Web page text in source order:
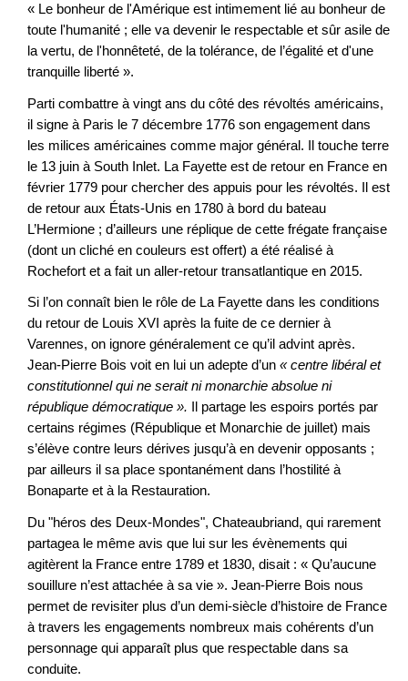
« Le bonheur de l'Amérique est intimement lié au bonheur de
toute l'humanité ; elle va devenir le respectable et sûr asile de
la vertu, de l'honnêteté, de la tolérance, de l’égalité et d'une
tranquille liberté ».
Parti combattre à vingt ans du côté des révoltés américains,
il signe à Paris le 7 décembre 1776 son engagement dans
les milices américaines comme major général. Il touche terre
le 13 juin à South Inlet. La Fayette est de retour en France en
février 1779 pour chercher des appuis pour les révoltés. Il est
de retour aux États-Unis en 1780 à bord du bateau
L’Hermione ; d’ailleurs une réplique de cette frégate française
(dont un cliché en couleurs est offert) a été réalisé à
Rochefort et a fait un aller-retour transatlantique en 2015.
Si l’on connaît bien le rôle de La Fayette dans les conditions
du retour de Louis XVI après la fuite de ce dernier à
Varennes, on ignore généralement ce qu’il advint après.
Jean-Pierre Bois voit en lui un adepte d’un « centre libéral et
constitutionnel qui ne serait ni monarchie absolue ni
république démocratique ». Il partage les espoirs portés par
certains régimes (République et Monarchie de juillet) mais
s’élève contre leurs dérives jusqu’à en devenir opposants ;
par ailleurs il sa place spontanément dans l’hostilité à
Bonaparte et à la Restauration.
Du "héros des Deux-Mondes", Chateaubriand, qui rarement
partagea le même avis que lui sur les évènements qui
agitèrent la France entre 1789 et 1830, disait : « Qu’aucune
souillure n’est attachée à sa vie ». Jean-Pierre Bois nous
permet de revisiter plus d’un demi-siècle d’histoire de France
à travers les engagements nombreux mais cohérents d’un
personnage qui apparaît plus que respectable dans sa
conduite.